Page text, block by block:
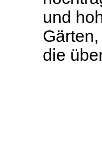
und
Gärten,
die